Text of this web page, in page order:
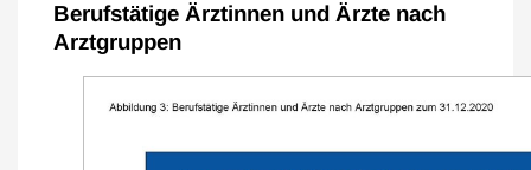
Berufstätige Ärztinnen und Ärzte nach
Arztgruppen